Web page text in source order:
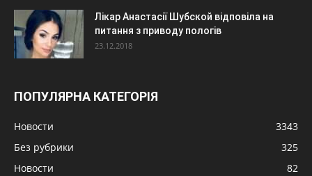
Лікар Анастасії Шубской відповіла на
питання з приводу пологів
23.12.2018
ПОПУЛЯРНА КАТЕГОРІЯ
Новости
3343
Без рубрики
325
Новости
82